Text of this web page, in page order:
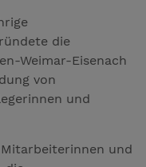
die
Weimar-Eisenach
von
und
und